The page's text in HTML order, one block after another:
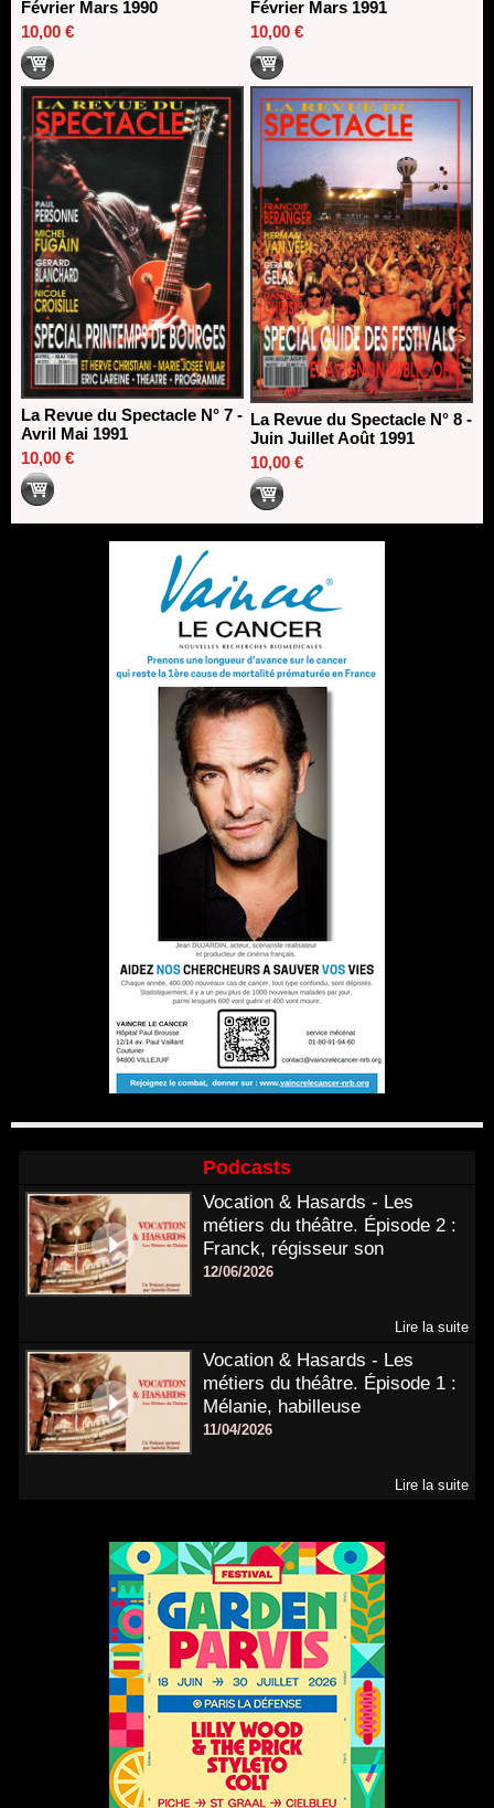
Février Mars 1990
10,00 €
Février Mars 1991
10,00 €
La Revue du Spectacle N° 7 -
Avril Mai 1991
10,00 €
La Revue du Spectacle N° 8 -
Juin Juillet Août 1991
10,00 €
Podcasts
Vocation & Hasards - Les
métiers du théâtre. Épisode 2 :
Franck, régisseur son
12/06/2026
Lire la suite
Vocation & Hasards - Les
métiers du théâtre. Épisode 1 :
Mélanie, habilleuse
11/04/2026
Lire la suite